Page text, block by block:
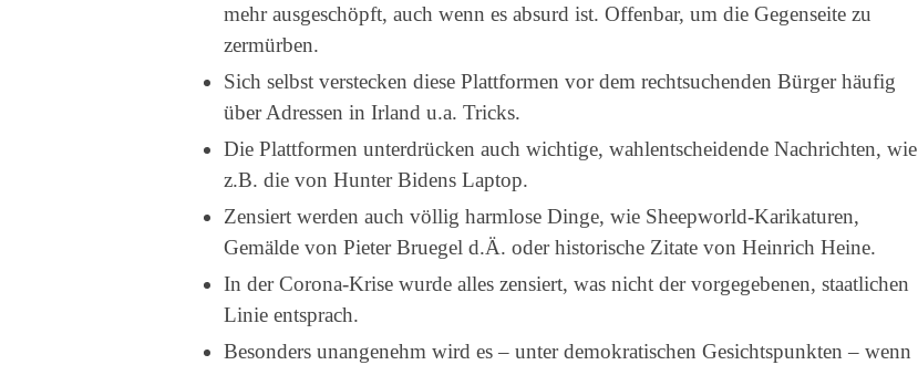
mehr ausgeschöpft, auch wenn es absurd ist. Offenbar, um die Gegenseite zu
zermürben.
Sich selbst verstecken diese Plattformen vor dem rechtsuchenden Bürger häufig
über Adressen in Irland u.a. Tricks.
Die Plattformen unterdrücken auch wichtige, wahlentscheidende Nachrichten, wie
z.B. die von Hunter Bidens Laptop.
Zensiert werden auch völlig harmlose Dinge, wie Sheepworld-Karikaturen,
Gemälde von Pieter Bruegel d.Ä. oder historische Zitate von Heinrich Heine.
In der Corona-Krise wurde alles zensiert, was nicht der vorgegebenen, staatlichen
Linie entsprach.
Besonders unangenehm wird es – unter demokratischen Gesichtspunkten – wenn